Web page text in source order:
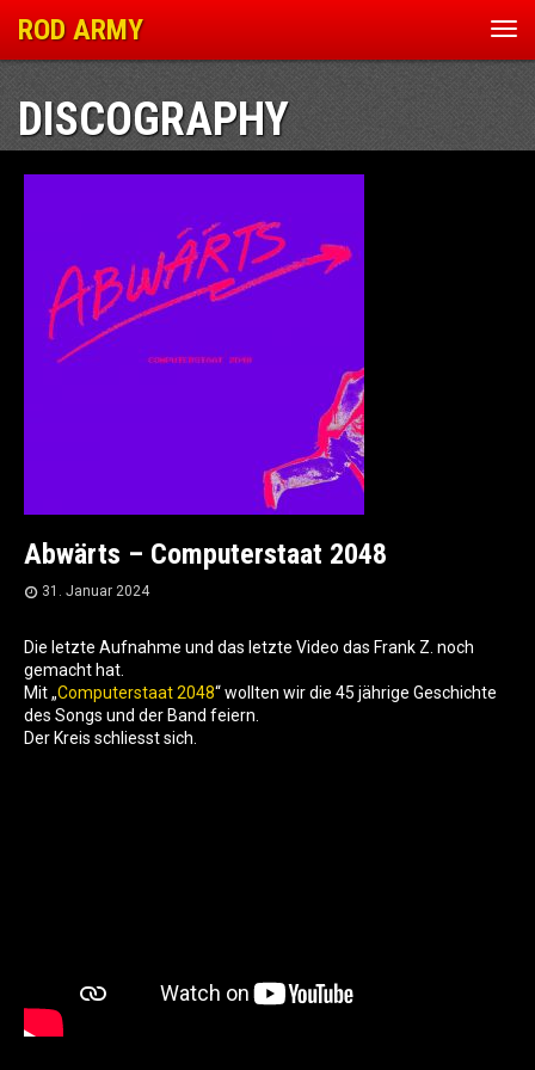
ROD ARMY
DISCOGRAPHY
Abwärts – Computerstaat 2048
31. Januar 2024
Die letzte Aufnahme und das letzte Video das Frank Z. noch
gemacht hat.
Mit „Computerstaat 2048“ wollten wir die 45 jährige Geschichte
des Songs und der Band feiern.
Der Kreis schliesst sich.